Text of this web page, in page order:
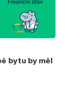
bytu by měl